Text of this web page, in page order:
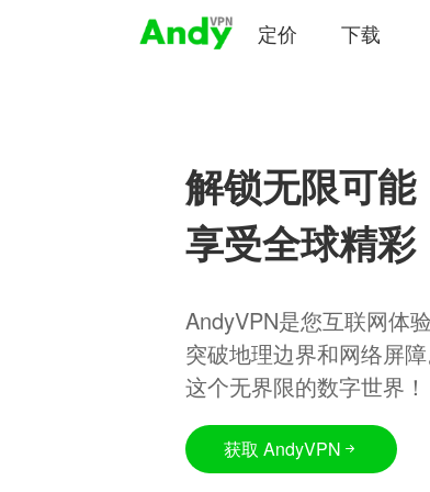
定价 下载
解锁无限可能
享受全球精彩
AndyVPN是您互联网体
突破地理边界和网络屏
这个无界限的数字世界！
获取 AndyVPN